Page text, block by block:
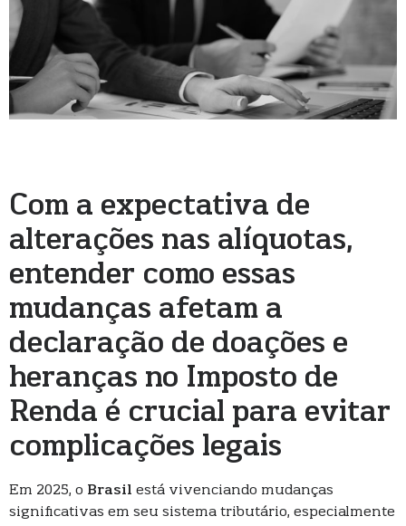
Com a expectativa de
alterações nas alíquotas,
entender como essas
mudanças afetam a
declaração de doações e
heranças no Imposto de
Renda é crucial para evitar
complicações legais
Em 2025, o Brasil está vivenciando mudanças
significativas em seu sistema tributário, especialmente